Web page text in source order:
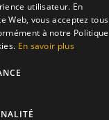
utilisateur. En
Web, vous acceptez tous
à notre Politique
En savoir plus